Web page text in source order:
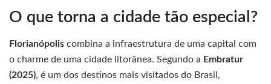
O que torna a cidade tão especial?
Florianópolis combina a infraestrutura de uma capital com
o charme de uma cidade litorânea. Segundo a Embratur
(2025), é um dos destinos mais visitados do Brasil,